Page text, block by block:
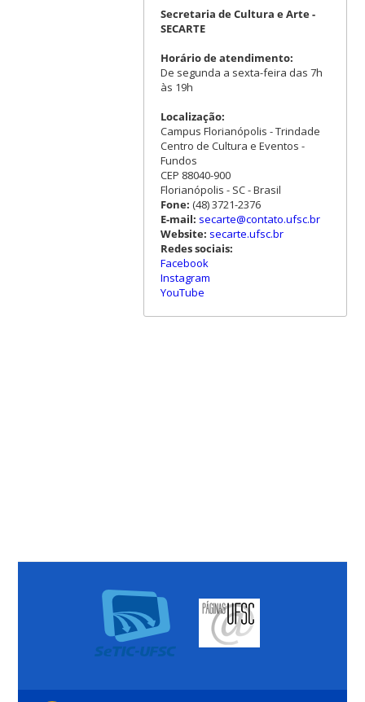
Secretaria de Cultura e Arte -
SECARTE
Horário de atendimento:
De segunda a sexta-feira das 7h
às 19h
Localização:
Campus Florianópolis - Trindade
Centro de Cultura e Eventos -
Fundos
CEP 88040-900
Florianópolis - SC - Brasil
Fone: (48) 3721-2376
E-mail: secarte@contato.ufsc.br
Website: secarte.ufsc.br
Redes sociais:
Facebook
Instagram
YouTube